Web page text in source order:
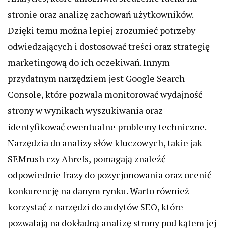
stronie oraz analizę zachowań użytkowników.
Dzięki temu można lepiej zrozumieć potrzeby
odwiedzających i dostosować treści oraz strategię
marketingową do ich oczekiwań. Innym
przydatnym narzędziem jest Google Search
Console, które pozwala monitorować wydajność
strony w wynikach wyszukiwania oraz
identyfikować ewentualne problemy techniczne.
Narzędzia do analizy słów kluczowych, takie jak
SEMrush czy Ahrefs, pomagają znaleźć
odpowiednie frazy do pozycjonowania oraz ocenić
konkurencję na danym rynku. Warto również
korzystać z narzędzi do audytów SEO, które
pozwalają na dokładną analizę strony pod kątem jej